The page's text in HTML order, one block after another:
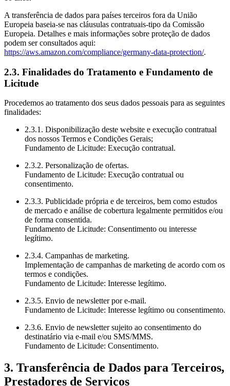
A transferência de dados para países terceiros fora da União
Europeia baseia-se nas cláusulas contratuais-tipo da Comissão
Europeia. Detalhes e mais informações sobre proteção de dados
podem ser consultados aqui:
https://aws.amazon.com/compliance/germany-data-protection/.
2.3. Finalidades do Tratamento e Fundamento de
Licitude
Procedemos ao tratamento dos seus dados pessoais para as seguintes
finalidades:
2.3.1. Disponibilização deste website e execução contratual
dos nossos Termos e Condições Gerais;
Fundamento de Licitude: Execução contratual.
2.3.2. Personalização de ofertas.
Fundamento de Licitude: Execução contratual ou
consentimento.
2.3.3. Publicidade própria e de terceiros, bem como estudos
de mercado e análise de cobertura legalmente permitidos e/ou
de forma consentida.
Fundamento de Licitude: Consentimento ou interesse
legítimo.
2.3.4. Campanhas de marketing.
Implementação de campanhas de marketing de acordo com os
termos e condições.
Fundamento de Licitude: Interesse legítimo.
2.3.5. Envio de newsletter por e-mail.
Fundamento de Licitude: Interesse legítimo ou consentimento.
2.3.6. Envio de newsletter sujeito ao consentimento do
destinatário via e-mail e/ou SMS/MMS.
Fundamento de Licitude: Consentimento.
3. Transferência de Dados para Terceiros,
Prestadores de Serviços